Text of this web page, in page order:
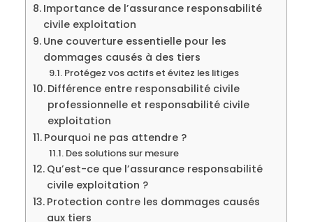
Importance de l’assurance responsabilité
civile exploitation
Une couverture essentielle pour les
dommages causés à des tiers
Protégez vos actifs et évitez les litiges
Différence entre responsabilité civile
professionnelle et responsabilité civile
exploitation
Pourquoi ne pas attendre ?
Des solutions sur mesure
Qu’est-ce que l’assurance responsabilité
civile exploitation ?
Protection contre les dommages causés
aux tiers